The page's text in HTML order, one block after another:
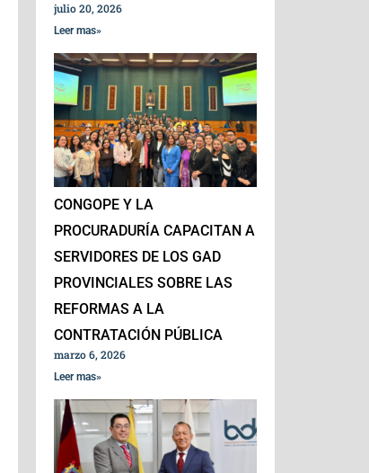
julio 20, 2026
Leer mas»
CONGOPE Y LA
PROCURADURÍA CAPACITAN A
SERVIDORES DE LOS GAD
PROVINCIALES SOBRE LAS
REFORMAS A LA
CONTRATACIÓN PÚBLICA
marzo 6, 2026
Leer mas»